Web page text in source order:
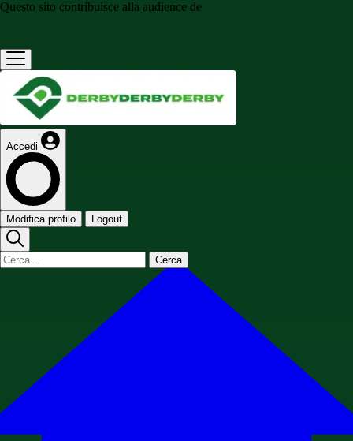
Questo sito contribuisce alla audience de
Accedi
Modifica profilo Logout
Cerca